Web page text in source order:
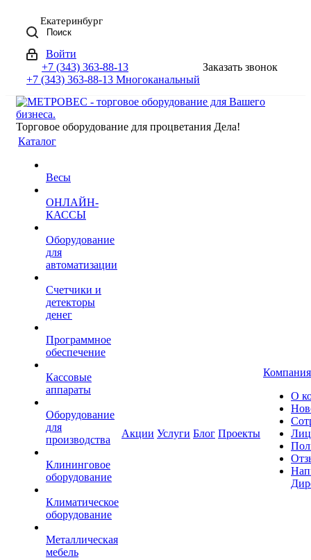
Екатеринбург
Поиск
Войти
+7 (343) 363-88-13
+7 (343) 363-88-13 Многоканальный
Заказать звонок
Торговое оборудование для процветания Дела!
Каталог
Весы
ОНЛАЙН-
КАССЫ
Оборудование
для
автоматизации
Счетчики и
детекторы
денег
Программное
обеспечение
Кассовые
аппараты
Оборудование
для
производства
Клининговое
оборудование
Климатическое
оборудование
Металлическая
мебель
Акции Услуги Блог Проекты
Компания
О